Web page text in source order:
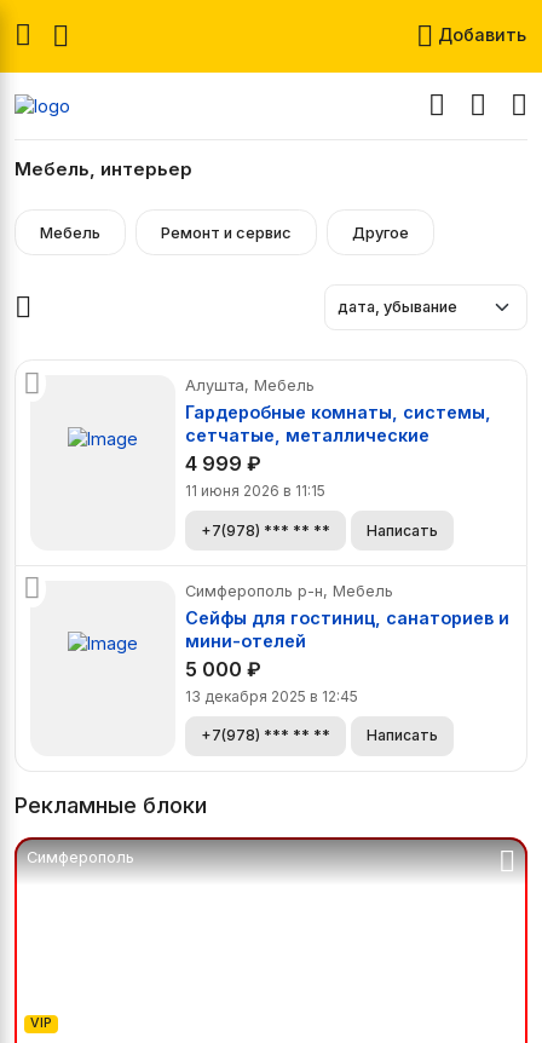
Добавить
Мебель, интерьер
Мебель Ремонт и сервис Другое
Алушта, Мебель
Гардеробные комнаты, системы,
сетчатые, металлические
4 999 ₽
11 июня 2026 в 11:15
+7(978) *** ** ** Написать
Симферополь р-н, Мебель
Сейфы для гостиниц, санаториев и
мини-отелей
5 000 ₽
13 декабря 2025 в 12:45
+7(978) *** ** ** Написать
Рекламные блоки
Симферополь
VIP